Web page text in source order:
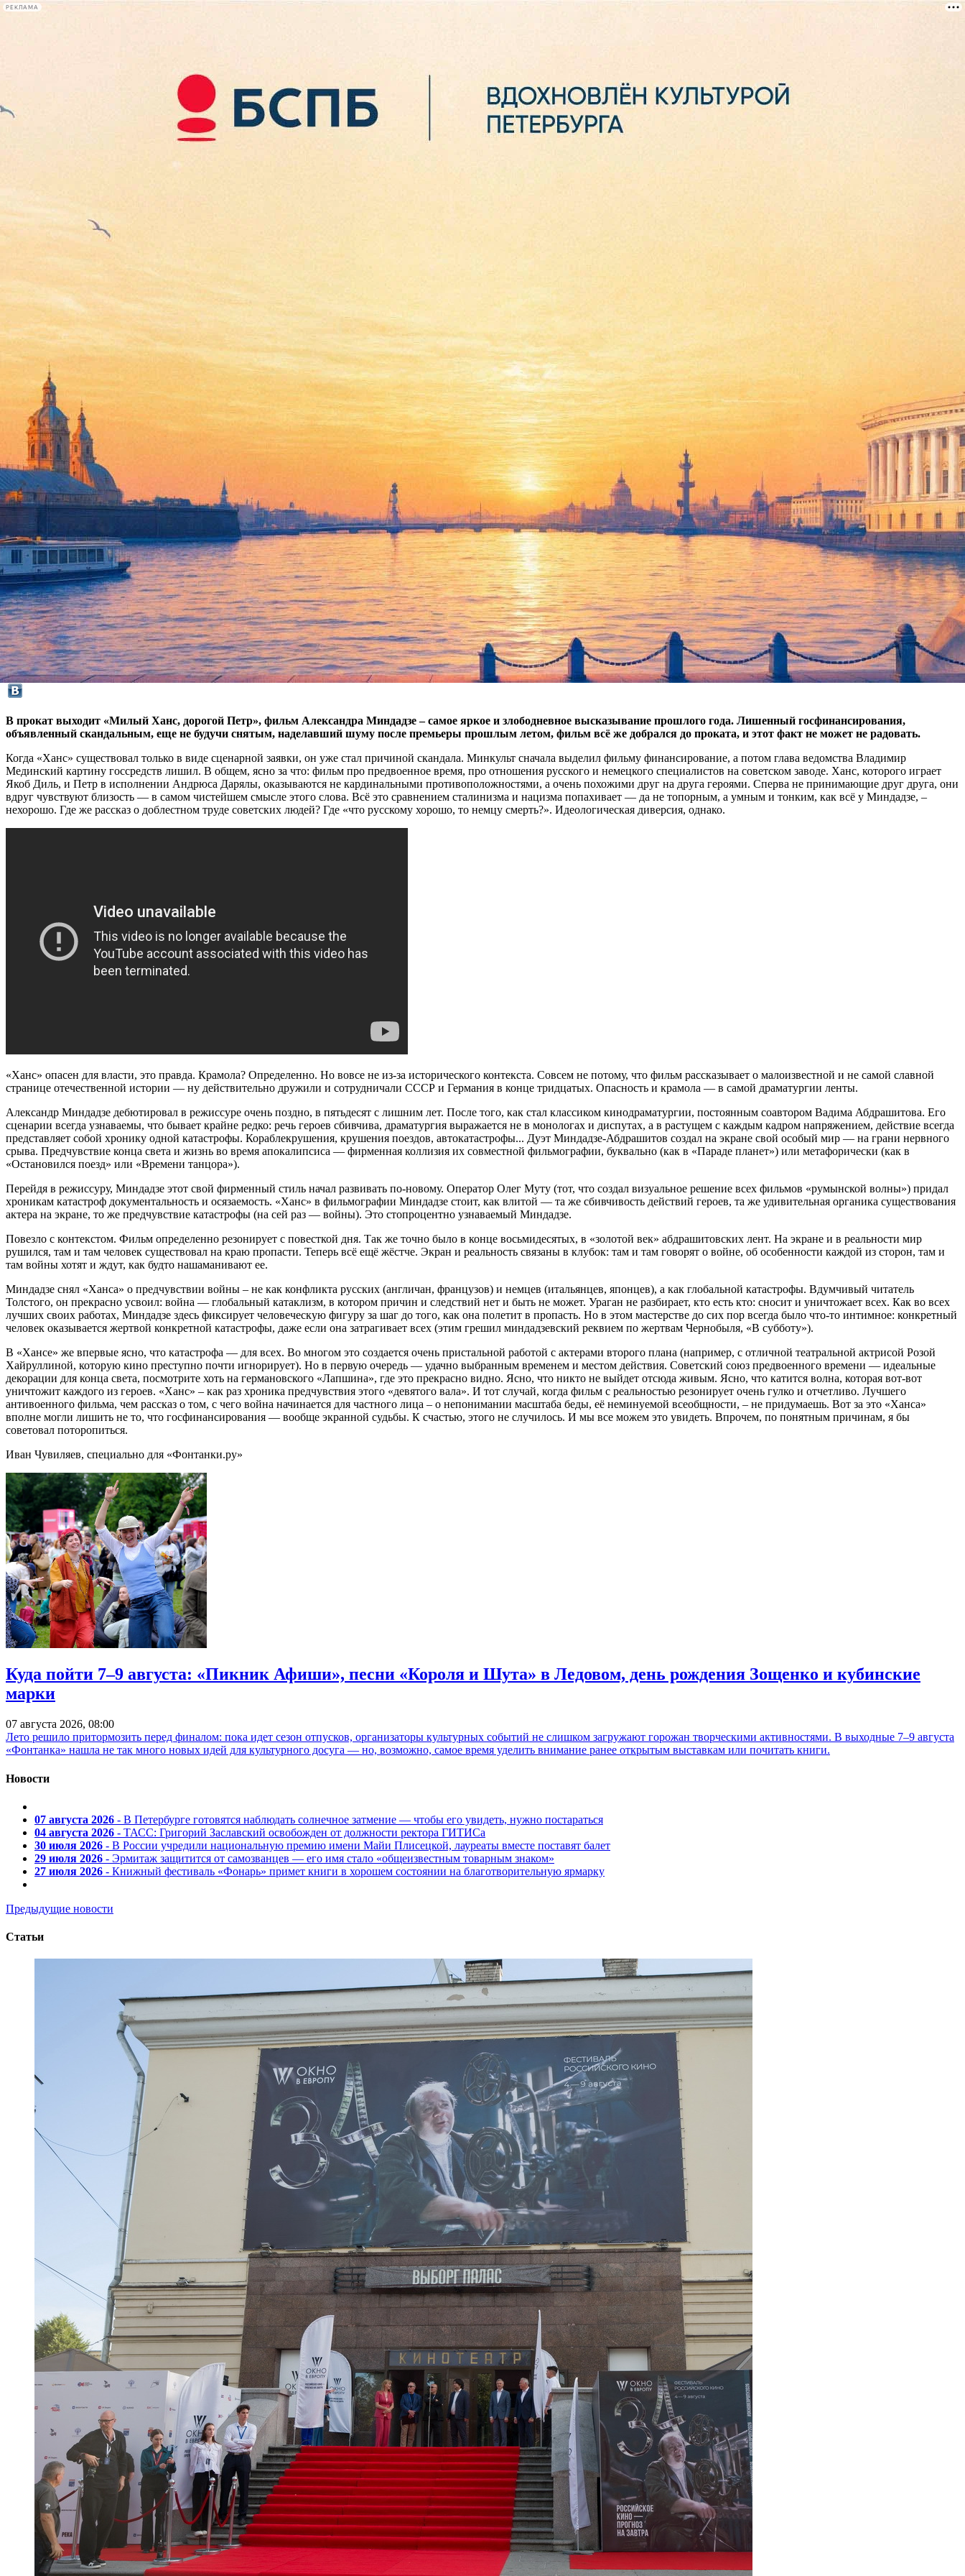
РЕКЛАМА
лекции
книги
Война как предчувствие: «Милый Ханс, дорогой Петр» на экранах
10 марта 2016,13:25 Версия для печати
В прокат выходит «Милый Ханс, дорогой Петр», фильм Александра Миндадзе – самое яркое и злободневное высказывание прошлого года. Лишенный госфинансирования,
объявленный скандальным, еще не будучи снятым, наделавший шуму после премьеры прошлым летом, фильм всё же добрался до проката, и этот факт не может не радовать.
Когда «Ханс» существовал только в виде сценарной заявки, он уже стал причиной скандала. Минкульт сначала выделил фильму финансирование, а потом глава ведомства Владимир
Мединский картину госсредств лишил. В общем, ясно за что: фильм про предвоенное время, про отношения русского и немецкого специалистов на советском заводе. Ханс, которого играет
Якоб Диль, и Петр в исполнении Андрюса Дарялы, оказываются не кардинальными противоположностями, а очень похожими друг на друга героями. Сперва не принимающие друг друга, они
вдруг чувствуют близость — в самом чистейшем смысле этого слова. Всё это сравнением сталинизма и нацизма попахивает — да не топорным, а умным и тонким, как всё у Миндадзе, –
нехорошо. Где же рассказ о доблестном труде советских людей? Где «что русскому хорошо, то немцу смерть?». Идеологическая диверсия, однако.
«Ханс» опасен для власти, это правда. Крамола? Определенно. Но вовсе не из-за исторического контекста. Совсем не потому, что фильм рассказывает о малоизвестной и не самой славной
странице отечественной истории — ну действительно дружили и сотрудничали СССР и Германия в конце тридцатых. Опасность и крамола — в самой драматургии ленты.
Александр Миндадзе дебютировал в режиссуре очень поздно, в пятьдесят с лишним лет. После того, как стал классиком кинодраматургии, постоянным соавтором Вадима Абдрашитова. Его
сценарии всегда узнаваемы, что бывает крайне редко: речь героев сбивчива, драматургия выражается не в монологах и диспутах, а в растущем с каждым кадром напряжением, действие всегда
представляет собой хронику одной катастрофы. Кораблекрушения, крушения поездов, автокатастрофы... Дуэт Миндадзе-Абдрашитов создал на экране свой особый мир — на грани нервного
срыва. Предчувствие конца света и жизнь во время апокалипсиса — фирменная коллизия их совместной фильмографии, буквально (как в «Параде планет») или метафорически (как в
«Остановился поезд» или «Времени танцора»).
Перейдя в режиссуру, Миндадзе этот свой фирменный стиль начал развивать по-новому. Оператор Олег Муту (тот, что создал визуальное решение всех фильмов «румынской волны») придал
хроникам катастроф документальность и осязаемость. «Ханс» в фильмографии Миндадзе стоит, как влитой — та же сбивчивость действий героев, та же удивительная органика существования
актера на экране, то же предчувствие катастрофы (на сей раз — войны). Это стопроцентно узнаваемый Миндадзе.
Повезло с контекстом. Фильм определенно резонирует с повесткой дня. Так же точно было в конце восьмидесятых, в «золотой век» абдрашитовских лент. На экране и в реальности мир
рушился, там и там человек существовал на краю пропасти. Теперь всё ещё жёстче. Экран и реальность связаны в клубок: там и там говорят о войне, об особенности каждой из сторон, там и
там войны хотят и ждут, как будто нашаманивают ее.
Миндадзе снял «Ханса» о предчувствии войны – не как конфликта русских (англичан, французов) и немцев (итальянцев, японцев), а как глобальной катастрофы. Вдумчивый читатель
Толстого, он прекрасно усвоил: война — глобальный катаклизм, в котором причин и следствий нет и быть не может. Ураган не разбирает, кто есть кто: сносит и уничтожает всех. Как во всех
лучших своих работах, Миндадзе здесь фиксирует человеческую фигуру за шаг до того, как она полетит в пропасть. Но в этом мастерстве до сих пор всегда было что-то интимное: конкретный
человек оказывается жертвой конкретной катастрофы, даже если она затрагивает всех (этим грешил миндадзевский реквием по жертвам Чернобыля, «В субботу»).
В «Хансе» же впервые ясно, что катастрофа — для всех. Во многом это создается очень пристальной работой с актерами второго плана (например, с отличной театральной актрисой Розой
Хайруллиной, которую кино преступно почти игнорирует). Но в первую очередь — удачно выбранным временем и местом действия. Советский союз предвоенного времени — идеальные
декорации для конца света, посмотрите хоть на германовского «Лапшина», где это прекрасно видно. Ясно, что никто не выйдет отсюда живым. Ясно, что катится волна, которая вот-вот
уничтожит каждого из героев. «Ханс» – как раз хроника предчувствия этого «девятого вала». И тот случай, когда фильм с реальностью резонирует очень гулко и отчетливо. Лучшего
антивоенного фильма, чем рассказ о том, с чего война начинается для частного лица – о непонимании масштаба беды, её неминуемой всеобщности, – не придумаешь. Вот за это «Ханса»
вполне могли лишить не то, что госфинансирования — вообще экранной судьбы. К счастью, этого не случилось. И мы все можем это увидеть. Впрочем, по понятным причинам, я бы
советовал поторопиться.
Иван Чувиляев, специально для «Фонтанки.ру»
Куда пойти 7–9 августа: «Пикник Афиши», песни «Короля и Шута» в Ледовом, день рождения Зощенко и кубинские
марки
07 августа 2026, 08:00
Лето решило притормозить перед финалом: пока идет сезон отпусков, организаторы культурных событий не слишком загружают горожан творческими активностями. В выходные 7–9 августа
«Фонтанка» нашла не так много новых идей для культурного досуга — но, возможно, самое время уделить внимание ранее открытым выставкам или почитать книги.
Новости
07 августа 2026 - В Петербурге готовятся наблюдать солнечное затмение — чтобы его увидеть, нужно постараться
04 августа 2026 - ТАСС: Григорий Заславский освобожден от должности ректора ГИТИСа
30 июля 2026 - В России учредили национальную премию имени Майи Плисецкой, лауреаты вместе поставят балет
29 июля 2026 - Эрмитаж защитится от самозванцев — его имя стало «общеизвестным товарным знаком»
27 июля 2026 - Книжный фестиваль «Фонарь» примет книги в хорошем состоянии на благотворительную ярмарку
Предыдущие новости
Статьи